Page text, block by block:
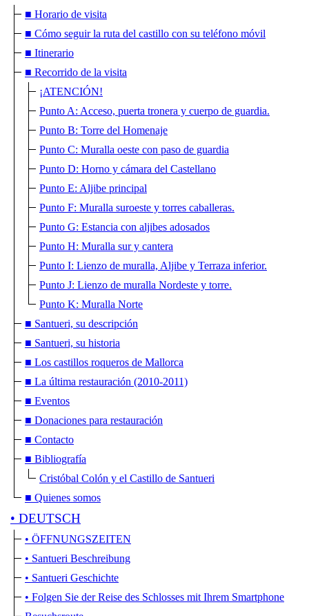
■ Horario de visita
■ Cómo seguir la ruta del castillo con su teléfono móvil
■ Itinerario
■ Recorrido de la visita
¡ATENCIÓN!
Punto A: Acceso, puerta tronera y cuerpo de guardia.
Punto B: Torre del Homenaje
Punto C: Muralla oeste con paso de guardia
Punto D: Horno y cámara del Castellano
Punto E: Aljibe principal
Punto F: Muralla suroeste y torres caballeras.
Punto G: Estancia con aljibes adosados
Punto H: Muralla sur y cantera
Punto I: Lienzo de muralla, Aljibe y Terraza inferior.
Punto J: Lienzo de muralla Nordeste y torre.
Punto K: Muralla Norte
■ Santueri, su descripción
■ Santueri, su historia
■ Los castillos roqueros de Mallorca
■ La última restauración (2010-2011)
■ Eventos
■ Donaciones para restauración
■ Contacto
■ Bibliografía
Cristóbal Colón y el Castillo de Santueri
■ Quienes somos
• DEUTSCH
• ÖFFNUNGSZEITEN
• Santueri Beschreibung
• Santueri Geschichte
• Folgen Sie der Reise des Schlosses mit Ihrem Smartphone